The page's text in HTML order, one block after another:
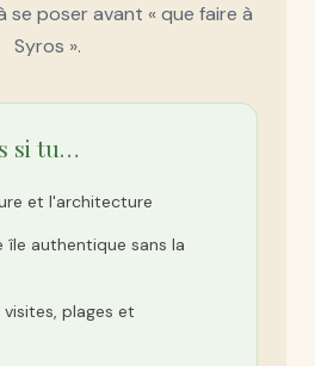
se poser avant « que faire à
Syros ».
si tu…
et l'architecture
île authentique sans la
plages et